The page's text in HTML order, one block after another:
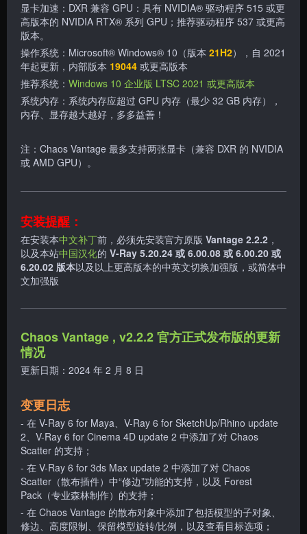
显卡加速：DXR 兼容 GPU：具有 NVIDIA® 驱动程序 515 或更
高版本的 NVIDIA RTX® 系列 GPU；推荐驱动程序 537 或更高
版本。
操作系统：Microsoft® Windows® 10（版本 21H2），自 2021
年起更新，内部版本 19044 或更高版本
推荐系统： Windows 10 企业版 LTSC 2021 或更高版本
系统内存：系统内存应超过 GPU 内存（最少 32 GB 内存），
内存、显存越大越好，多多益善！
注：Chaos Vantage 最多支持两张显卡（兼容 DXR 的 NVIDIA
或 AMD GPU）。
安装提醒：
在安装本中文补丁前，必须先安装官方原版 Vantage 2.2.2 ，
以及本站中国汉化的 V-Ray 5.20.24 或 6.00.08 或 6.00.20 或
6.20.02 版本以及以上更高版本的中英文切换加强版，或简体中
文加强版
Chaos Vantage , v2.2.2 官方正式发布版的更新
情况
更新日期：2024 年 2 月 8 日
变更日志
- 在 V-Ray 6 for Maya、V-Ray 6 for SketchUp/Rhino update
2、V-Ray 6 for Cinema 4D update 2 中添加了对 Chaos
Scatter 的支持；
- 在 V-Ray 6 for 3ds Max update 2 中添加了对 Chaos
Scatter（散布插件）中“修边”功能的支持，以及 Forest
Pack（专业森林制作）的支持；
- 在 Chaos Vantage 的散布对象中添加了包括模型的子对象、
修边、高度限制、保留模型旋转/比例，以及查看目标选项；